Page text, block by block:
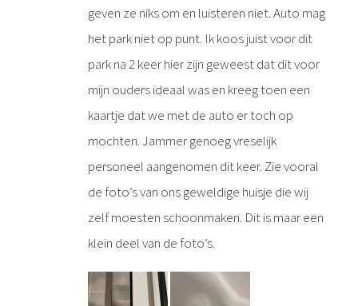
geven ze niks om en luisteren niet. Auto mag
het park niet op punt. Ik koos juist voor dit
park na 2 keer hier zijn geweest dat dit voor
mijn ouders ideaal was en kreeg toen een
kaartje dat we met de auto er toch op
mochten. Jammer genoeg vreselijk
personeel aangenomen dit keer. Zie vooral
de foto’s van ons geweldige huisje die wij
zelf moesten schoonmaken. Dit is maar een
klein deel van de foto’s.